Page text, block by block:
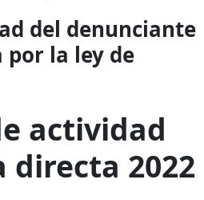
del denunciante
la ley de
actividad
directa 2022